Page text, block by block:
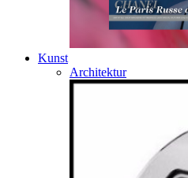
Kunst
Architektur